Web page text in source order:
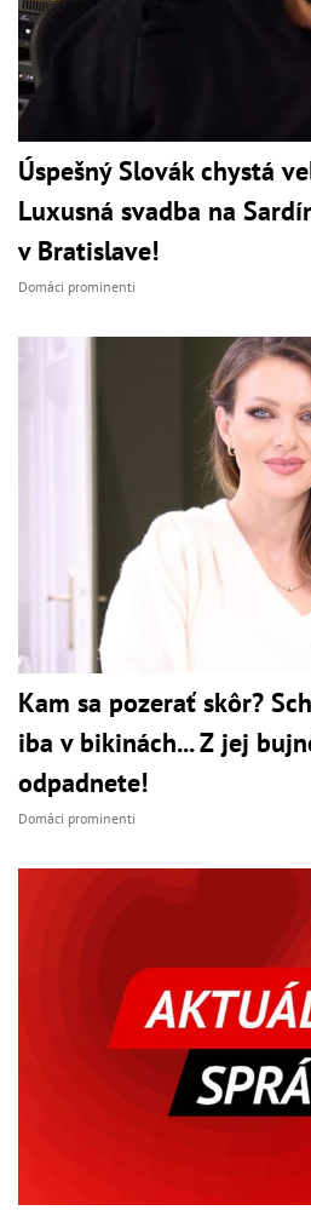
Úspešný Slovák chystá
Luxusná svadba na
v Bratislave!
Domáci prominenti
Kam sa pozerať skôr?
iba v bikinách... Z jej
odpadnete!
Domáci prominenti